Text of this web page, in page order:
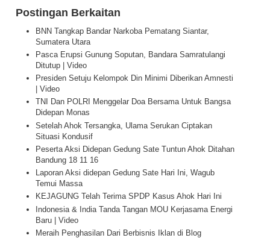
Postingan Berkaitan
BNN Tangkap Bandar Narkoba Pematang Siantar,
Sumatera Utara
Pasca Erupsi Gunung Soputan, Bandara Samratulangi
Ditutup | Video
Presiden Setuju Kelompok Din Minimi Diberikan Amnesti
| Video
TNI Dan POLRI Menggelar Doa Bersama Untuk Bangsa
Didepan Monas
Setelah Ahok Tersangka, Ulama Serukan Ciptakan
Situasi Kondusif
Peserta Aksi Didepan Gedung Sate Tuntun Ahok Ditahan
Bandung 18 11 16
Laporan Aksi didepan Gedung Sate Hari Ini, Wagub
Temui Massa
KEJAGUNG Telah Terima SPDP Kasus Ahok Hari Ini
Indonesia & India Tanda Tangan MOU Kerjasama Energi
Baru | Video
Meraih Penghasilan Dari Berbisnis Iklan di Blog